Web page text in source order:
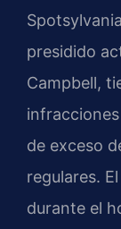
presidido
Campbell,
de exceso
regulares.
durante el